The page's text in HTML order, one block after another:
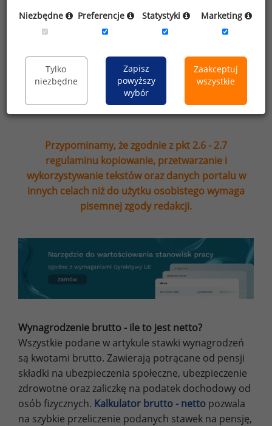
adres e-mail ofert handlowych oraz
informacji marketingowych. Oświadczam,
temat przetwarzania.
Zapisz
Przypominamy, że zgodnie z pkt 2.6 - 2.7
regulaminu kopiowanie, przetwarzanie i
wykorzystywanie tekstów oraz danych portalu w
innych celach niż do użytku osobistego wymaga
pisemnej zgody redakcji.
Wynagrodzenie brutto - ile to jest netto?
Wszystkie podane w artykule stawki wynagrodzeń
są kwotami brutto. Zawierają potrącane od pensji
składki na ubezpieczenia społeczne, ubezpieczenie
zdrowotne oraz zaliczkę na podatek dochodowy od
osób fizycznych. Kalkulator brutto - netto pozwala
na szybkie przeliczenie podanych stawek na pensję,
Niezbędne Preferencje Statystyki Marketing
Tylko
niezbędne
Zapisz
powyższy
wybór
Zaakceptuj
wszystkie